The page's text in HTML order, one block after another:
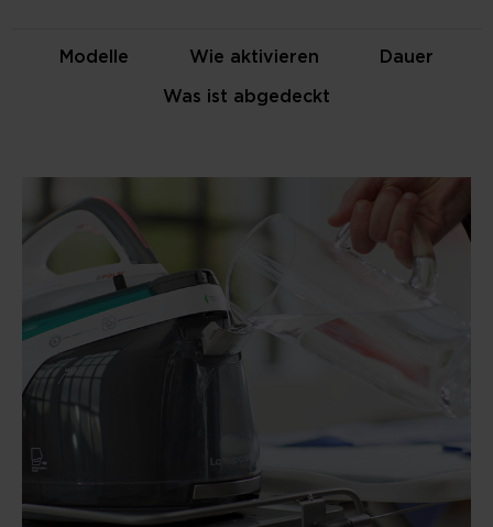
Modelle Wie aktivieren
Dauer
Was ist abgedeckt